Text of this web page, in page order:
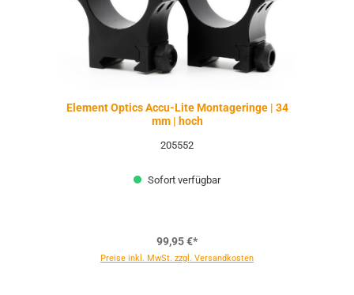
Element Optics Accu-Lite Montageringe | 34
mm | hoch
205552
Sofort verfügbar
99,95 €*
Preise inkl. MwSt. zzgl. Versandkosten